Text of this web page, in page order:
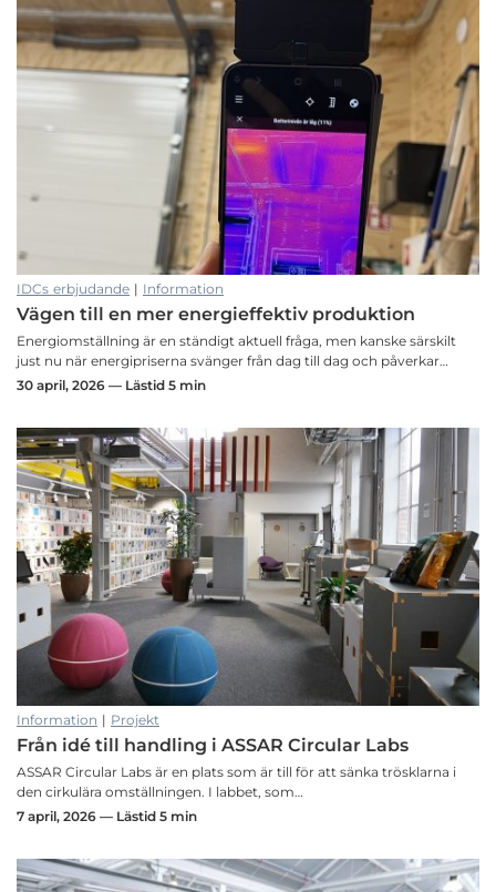
IDCs erbjudande | Information
Vägen till en mer energieffektiv produktion
Energiomställning är en ständigt aktuell fråga, men kanske särskilt
just nu när energipriserna svänger från dag till dag och påverkar…
30 april, 2026 — Lästid 5 min
Information | Projekt
Från idé till handling i ASSAR Circular Labs
ASSAR Circular Labs är en plats som är till för att sänka trösklarna i
den cirkulära omställningen. I labbet, som…
7 april, 2026 — Lästid 5 min